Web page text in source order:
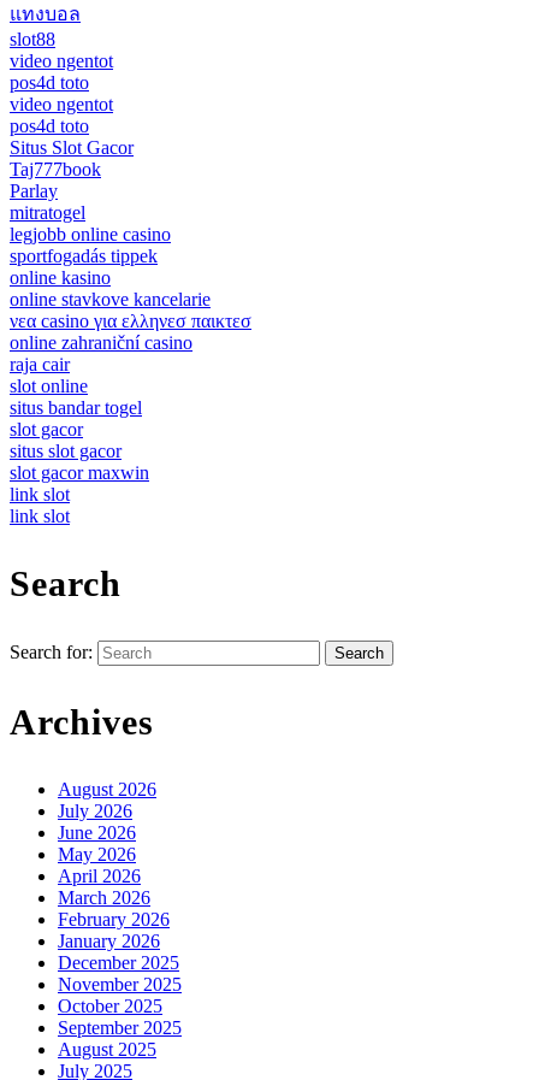
แทงบอล
slot88
video ngentot
pos4d toto
video ngentot
pos4d toto
Situs Slot Gacor
Taj777book
Parlay
mitratogel
legjobb online casino
sportfogadás tippek
online kasino
online stavkove kancelarie
νεα casino για ελληνεσ παικτεσ
online zahraniční casino
raja cair
slot online
situs bandar togel
slot gacor
situs slot gacor
slot gacor maxwin
link slot
link slot
Search
Search for:
Archives
August 2026
July 2026
June 2026
May 2026
April 2026
March 2026
February 2026
January 2026
December 2025
November 2025
October 2025
September 2025
August 2025
July 2025